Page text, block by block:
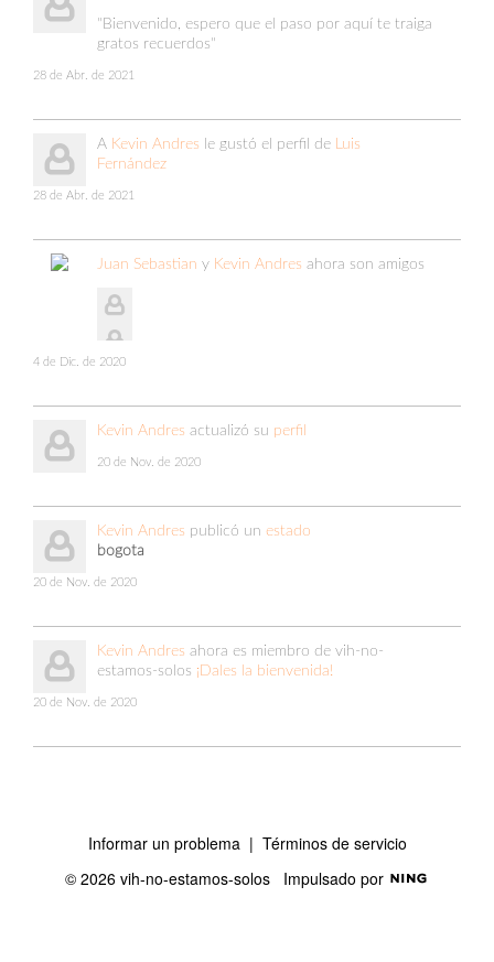
"Bienvenido, espero que el paso por aquí te traiga
gratos recuerdos"
28 de Abr. de 2021
A Kevin Andres le gustó el perfil de
Luis
Fernández
28 de Abr. de 2021
Juan Sebastian y Kevin Andres ahora son amigos
4 de Dic. de 2020
Kevin Andres actualizó su perfil
20 de Nov. de 2020
Kevin Andres publicó un estado
bogota
20 de Nov. de 2020
Kevin Andres ahora es miembro de vih-no-
estamos-solos ¡Dales la bienvenida!
20 de Nov. de 2020
Informar un problema | Términos de servicio
© 2026 vih-no-estamos-solos Impulsado por